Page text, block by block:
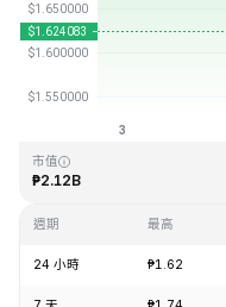
歷史最高價格
市值
₱2.12B
週期 最高
24 小時 ₱1.62